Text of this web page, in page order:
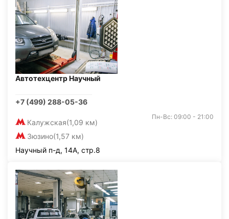
Автотехцентр Научный
+7 (499) 288-05-36
Калужская(1,09 км)
Зюзино(1,57 км)
Пн-Вс: 09:00 - 21:00
Научный п-д, 14А, стр.8